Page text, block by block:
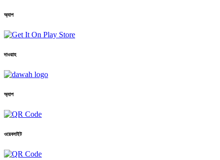
অ্যাপ
দাওয়াহ
অ্যাপ
ওয়েবসাইট